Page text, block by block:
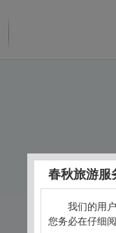
春秋旅游服
我们的用
您务必在仔细